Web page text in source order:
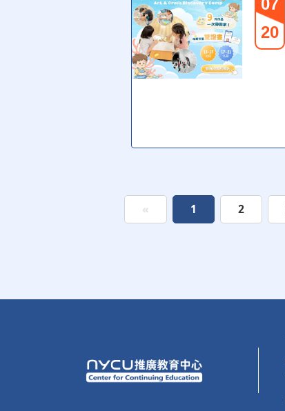
07
20
« 1 2